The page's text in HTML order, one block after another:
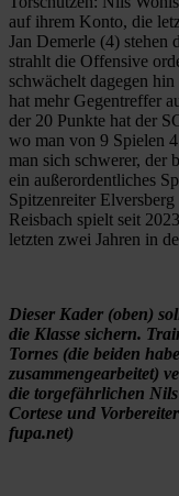
auf ihrem Konto, die
Jan Demerle (4) stehen
strahlt die Offensive
schwächelt dagegen
hat mehr Gegentreffer
der 20 Punkte hat der
wo man von 9 Spielen
man sich schwerer, der
ein außerordentliches
Spitzenreiter
Reisbach spielt seit
letzten zwei Jahren in
Dieser Kader (oben)
die Klasse sichern.
Tornes (die beiden
zusammengearbeitet)
die torgefährlichen
Cortese und
fupa.net)